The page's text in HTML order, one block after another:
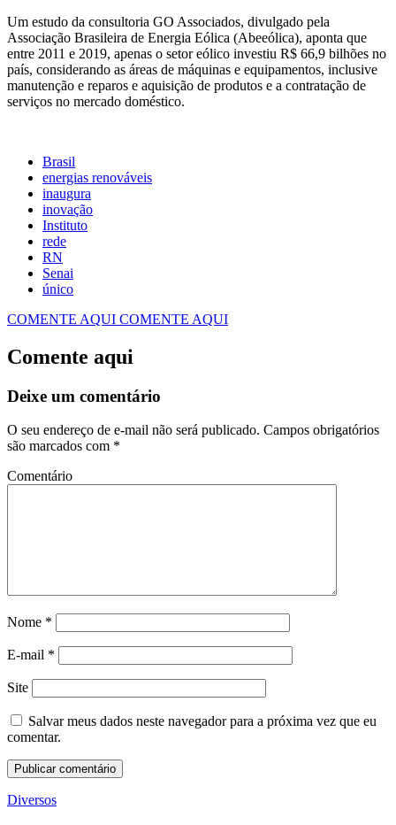
Um estudo da consultoria GO Associados, divulgado pela
Associação Brasileira de Energia Eólica (Abeeólica), aponta que
entre 2011 e 2019, apenas o setor eólico investiu R$ 66,9 bilhões no
país, considerando as áreas de máquinas e equipamentos, inclusive
manutenção e reparos e aquisição de produtos e a contratação de
serviços no mercado doméstico.
energias renováveis
inaugura
inovação
Instituto
rede
RN
Senai
único
COMENTE AQUI COMENTE AQUI
Comente aqui
Deixe um comentário
O seu endereço de e-mail não será publicado. Campos obrigatórios
são marcados com *
Comentário
Nome *
E-mail *
Site
Salvar meus dados neste navegador para a próxima vez que eu
comentar.
Diversos